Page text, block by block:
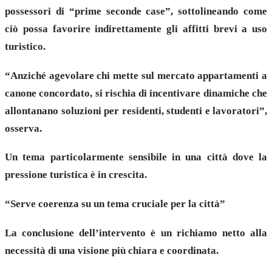
possessori di “prime seconde case”, sottolineando come
ciò possa favorire indirettamente gli affitti brevi a uso
turistico.
“Anziché agevolare chi mette sul mercato appartamenti a
canone concordato, si rischia di incentivare dinamiche che
allontanano soluzioni per residenti, studenti e lavoratori”,
osserva.
Un tema particolarmente sensibile in una città dove la
pressione turistica è in crescita.
“Serve coerenza su un tema cruciale per la città”
La conclusione dell’intervento è un richiamo netto alla
necessità di una visione più chiara e coordinata.